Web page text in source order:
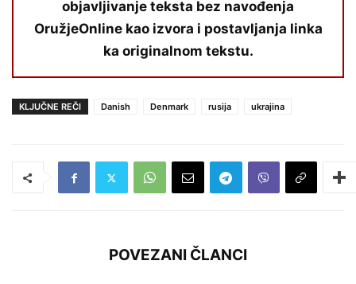
objavljivanje teksta bez navođenja
OružjeOnline kao izvora i postavljanja linka
ka originalnom tekstu.
KLJUČNE REČI Danish Denmark rusija ukrajina
POVEZANI ČLANCI